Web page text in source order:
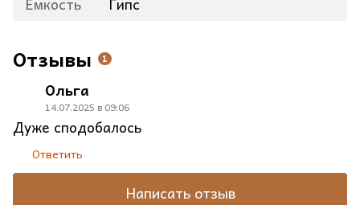
Отзывы 1
Ольга
14.07.2025 в 09:06
Дуже сподобалось
Ответить
Написать отзыв